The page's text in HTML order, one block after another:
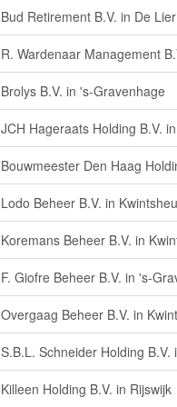
Bud Retirement B.V. in De Lier
R. Wardenaar Management
Brolys B.V. in 's-Gravenhage
JCH Hageraats Holding B.V.
Bouwmeester Den Haag
Lodo Beheer B.V. in
Koremans Beheer B.V. in
F. Giofre Beheer B.V. in 's-
Overgaag Beheer B.V. in
S.B.L. Schneider Holding
Killeen Holding B.V. in Rijswijk